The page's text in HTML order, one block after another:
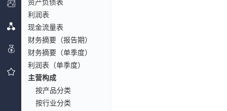
资产负债表
利润表
现金流量表
财务摘要（报告期）
财务摘要（单季度）
利润表（单季度）
主营构成
按产品分类
按行业分类